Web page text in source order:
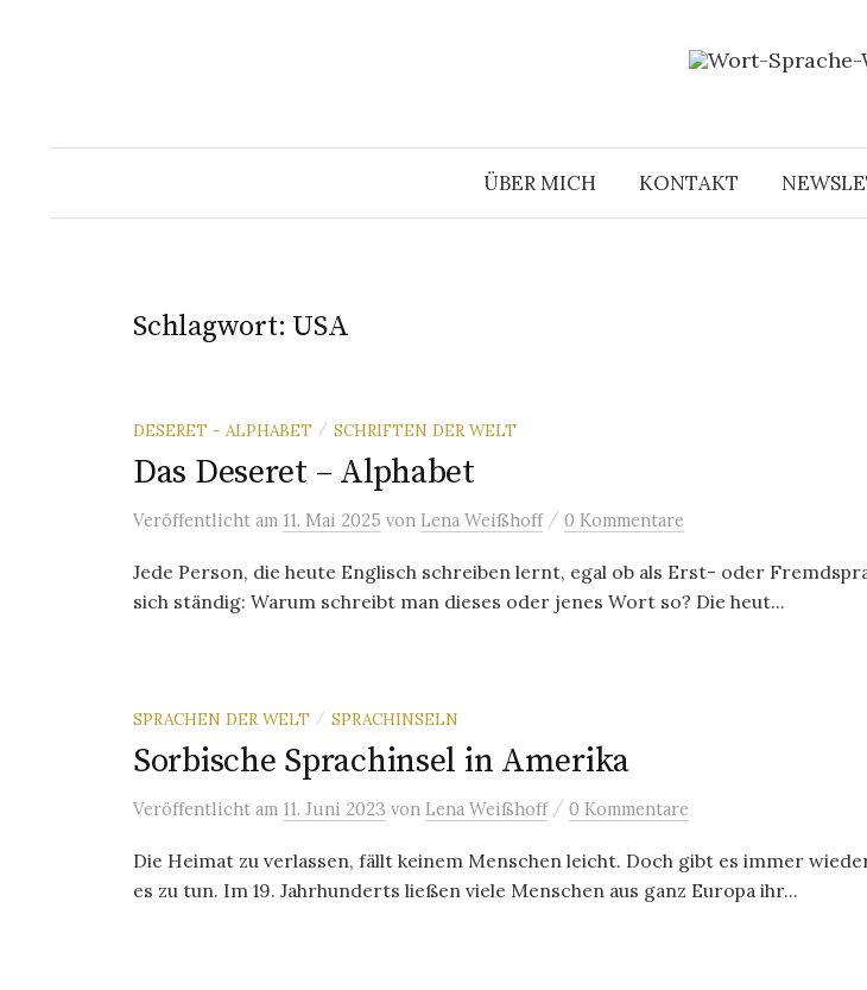
ÜBER MICH KONTAKT
Schlagwort: USA
DESERET - ALPHABET / SCHRIFTEN DER WELT
Das Deseret – Alphabet
Veröffentlicht am 11. Mai 2025 von Lena Weißhoff / 0 Kommentare
Jede Person, die heute Englisch schreiben lernt, egal ob als Erst- oder
sich ständig: Warum schreibt man dieses oder jenes Wort so? Die heut...
SPRACHEN DER WELT / SPRACHINSELN
Sorbische Sprachinsel in Amerika
Veröffentlicht am 11. Juni 2023 von Lena Weißhoff / 0 Kommentare
Die Heimat zu verlassen, fällt keinem Menschen leicht. Doch gibt es immer
es zu tun. Im 19. Jahrhunderts ließen viele Menschen aus ganz Europa ihr...